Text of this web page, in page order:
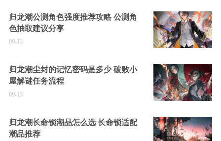
归龙潮公测角色强度推荐攻略 公测角
色抽取建议分享
09-13
归龙潮尘封的记忆密码是多少 破败小
屋解谜任务流程
09-13
归龙潮长命锁潮品怎么选 长命锁适配
潮品推荐